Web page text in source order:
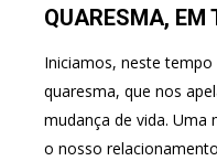
QUARESMA, EM
Iniciamos, neste tempo
quaresma, que nos
mudança de vida. Uma
o nosso